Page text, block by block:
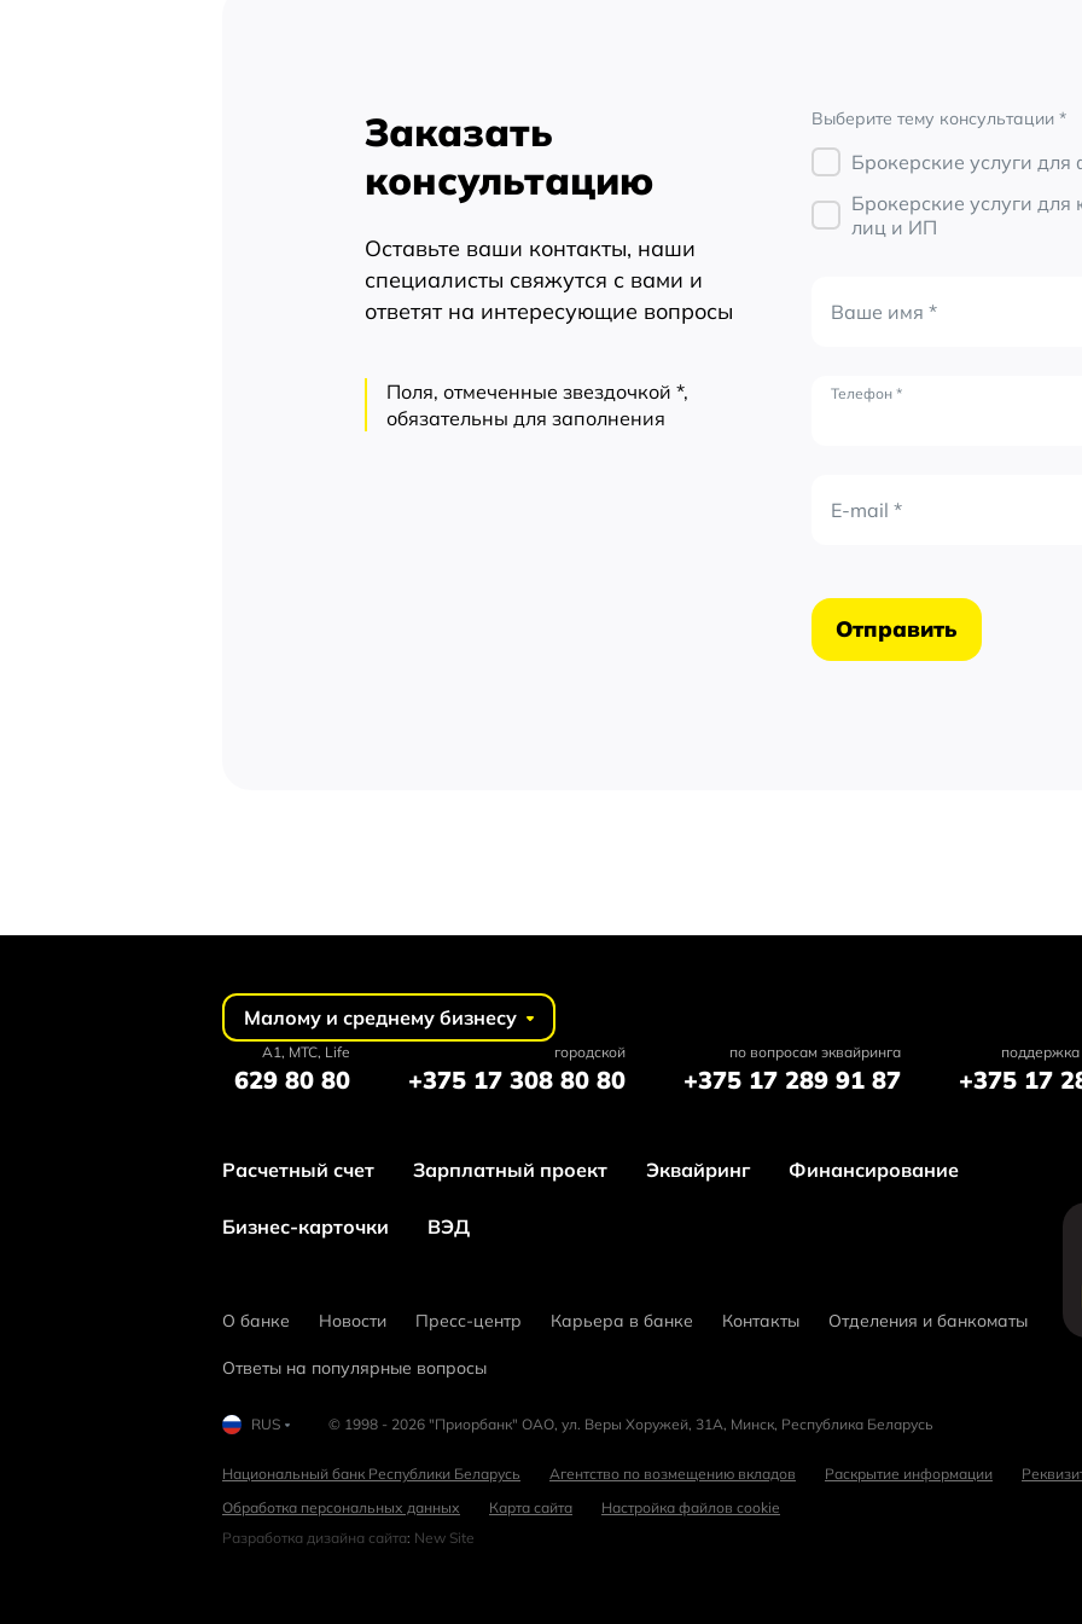
Заказать
консультацию
Оставьте ваши контакты, наши
специалисты свяжутся с вами и
ответят на интересующие вопросы
Поля, отмеченные звездочкой *,
обязательны для заполнения
Выберите тему консультации *
Брокерские услуги
Брокерские услуги
лиц и ИП
Ваше имя *
Телефон *
E-mail *
Отправить
Малому и среднему бизнесу
А1, MTC, Life
629 80 80
городской
+375 17 308 80 80
по вопросам эквайринга
+375 17 289 91 87
поддержка
+375 17
Расчетный счет Зарплатный проект Эквайринг Финансирование
Бизнес-карточки ВЭД
О банке Новости Пресс-центр Карьера в банке Контакты Отделения и банкоматы
Ответы на популярные вопросы
RUS © 1998 - 2026 "Приорбанк" ОАО, ул. Веры Хоружей, 31А, Минск, Республика Беларусь
Национальный банк Республики Беларусь Агентство по возмещению вкладов Раскрытие информации
Обработка персональных данных
Карта сайта
Настройка файлов cookie
Разработка дизайна сайта: New Site